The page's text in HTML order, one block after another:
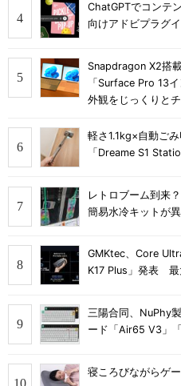
ChatGPTでコンテ
向けアドビプラグ
Snapdragon X2搭
「Surface Pro 13
外観をじっくりと
軽さ1.1kg×自動ご
「Dreame S1
レトロブーム到来
簡易水冷キットが
GMKtec、Core
K17 Plus」発表 最
三陽合同、NuPhy
ード「Air65 V3」
寝ころびながらゲ